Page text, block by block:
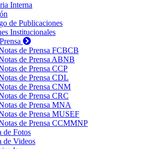
Interna
de Publicaciones
Institucionales
de Prensa FCBCB
de Prensa ABNB
de Prensa CCP
de Prensa CDL
de Prensa CNM
de Prensa CRC
de Prensa MNA
de Prensa MUSEF
de Prensa CCMMNP
de Fotos
de Videos